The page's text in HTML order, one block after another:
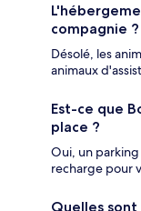
compagnie ?
Désolé, les
animaux
Est-ce que
place ?
Oui, un
recharge pour
Quelles